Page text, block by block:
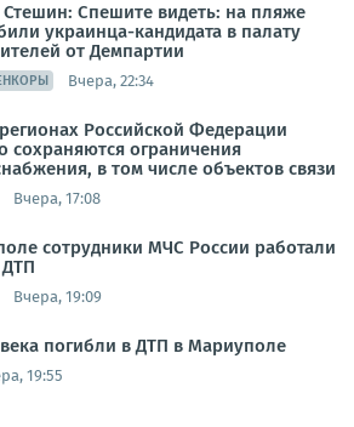
Спешите видеть: на пляже
украинца-кандидата в палату
от Демпартии
Вчера, 22:34
Российской Федерации
сохраняются ограничения
в том числе объектов связи
Вчера, 17:08
сотрудники МЧС России работали
ДТП
Вчера, 19:09
погибли в ДТП в Мариуполе
19:55